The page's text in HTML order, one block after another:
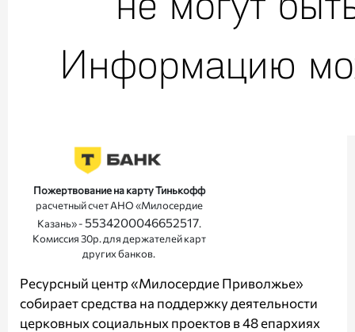
Пожертвование на карту Тинькофф
расчетный счет АНО «Милосердие
Казань» -5534200046652517.
Комиссия 30р. для держателей карт
других банков.
Ресурсный центр «Милосердие Приволжье»
собирает средства на поддержку деятельности
церковных социальных проектов в 48 епархиях